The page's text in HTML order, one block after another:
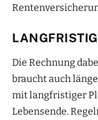
Die Rechnung
braucht auch
mit langfristiger
Lebensende.